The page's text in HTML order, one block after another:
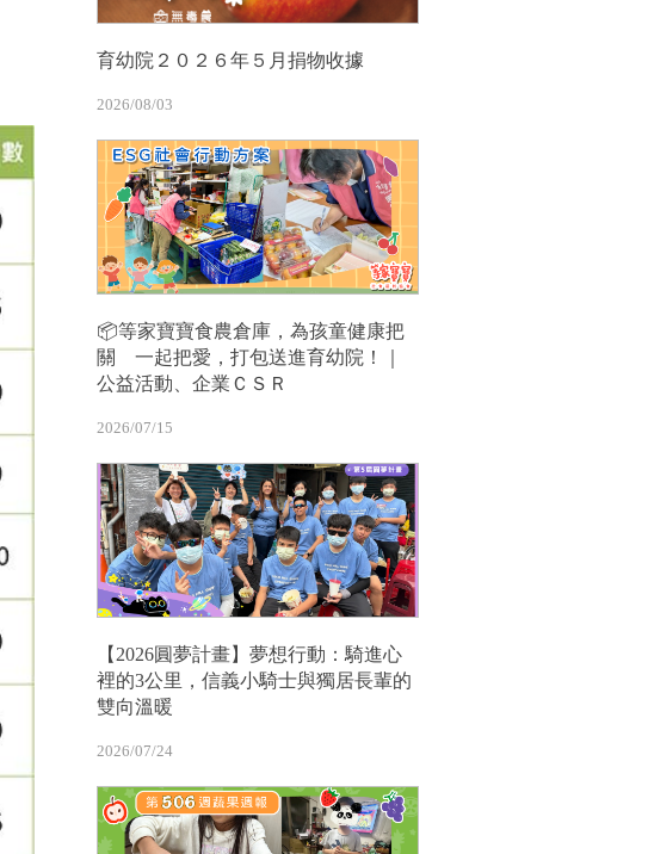
育幼院２０２６年５月捐物收據
2026/08/03
📦等家寶寶食農倉庫，為孩童健康把
關 一起把愛，打包送進育幼院！｜
公益活動、企業ＣＳＲ
2026/07/15
【2026圓夢計畫】夢想行動：騎進心
裡的3公里，信義小騎士與獨居長輩的
雙向溫暖
2026/07/24